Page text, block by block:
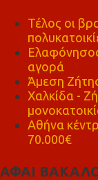
Τέλος οι
αγορά
Άμεση
Χαλκίδα -
Αθήνα
70.000€
ΑΦΑΙ